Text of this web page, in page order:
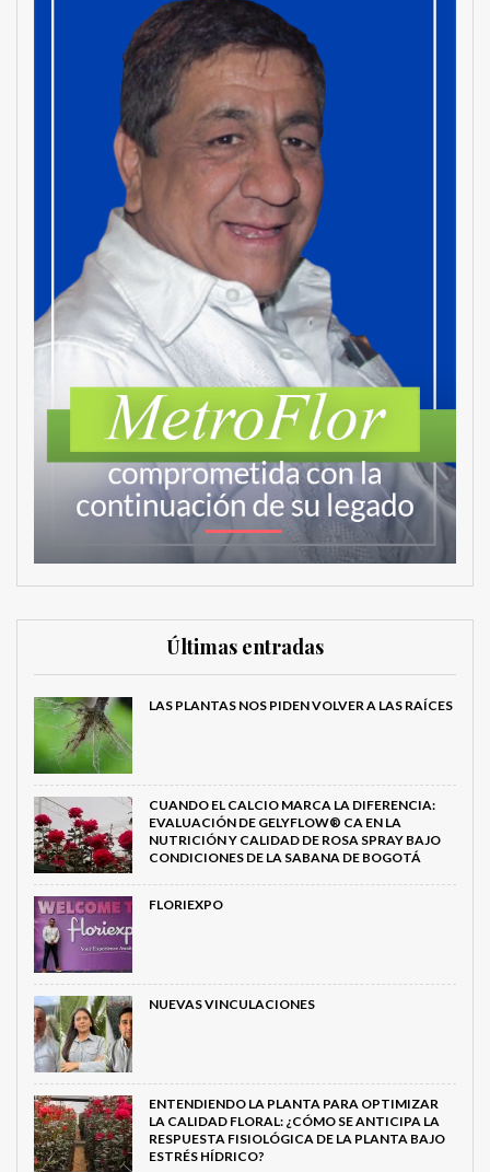
Últimas entradas
LAS PLANTAS NOS PIDEN VOLVER A LAS RAÍCES
CUANDO EL CALCIO MARCA LA DIFERENCIA:
EVALUACIÓN DE GELYFLOW® CA EN LA
NUTRICIÓN Y CALIDAD DE ROSA SPRAY BAJO
CONDICIONES DE LA SABANA DE BOGOTÁ
FLORIEXPO
NUEVAS VINCULACIONES
ENTENDIENDO LA PLANTA PARA OPTIMIZAR
LA CALIDAD FLORAL: ¿CÓMO SE ANTICIPA LA
RESPUESTA FISIOLÓGICA DE LA PLANTA BAJO
ESTRÉS HÍDRICO?